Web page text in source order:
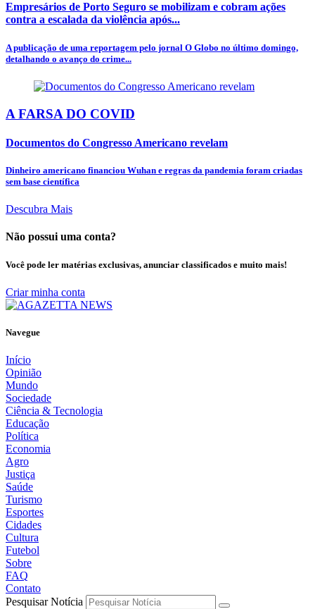
Empresários de Porto Seguro se mobilizam e cobram ações
contra a escalada da violência após...
A publicação de uma reportagem pelo jornal O Globo no último domingo,
detalhando o avanço do crime...
A FARSA DO COVID
Documentos do Congresso Americano revelam
Dinheiro americano financiou Wuhan e regras da pandemia foram criadas
sem base científica
Descubra Mais
Não possui uma conta?
Você pode ler matérias exclusivas, anunciar classificados e muito mais!
Criar minha conta
Navegue
Início
Opinião
Mundo
Sociedade
Ciência & Tecnologia
Educação
Política
Economia
Agro
Justiça
Saúde
Turismo
Esportes
Cidades
Cultura
Futebol
Sobre
FAQ
Contato
Pesquisar Notícia